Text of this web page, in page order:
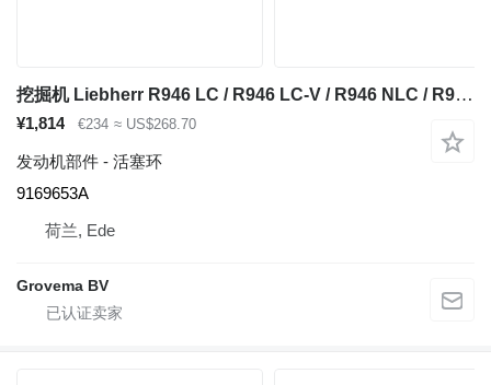
挖掘机 Liebherr R946 LC / R946 LC-V / R946 NLC / R950 LC-V / R950 S-HD / R952 Li 的 活塞环 9169653A
¥1,814 €234 ≈ US$268.70
发动机部件 - 活塞环
9169653A
荷兰, Ede
Grovema BV